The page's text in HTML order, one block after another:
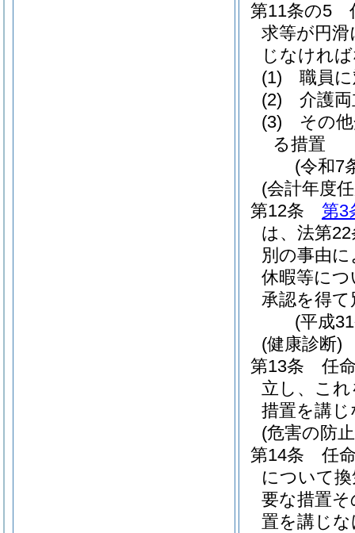
第11条の5
求等が円
じなけれ
(1)
職員
(2)
介護
(3)
その
る措置
(令和7
(会計年度
第12条
第3
は、法第
別の事由
休暇等に
承認を得
(平成
(健康診断)
第13条
任
立し、こ
措置を講
(危害の防
第14条
任
について
要な措置
置を講じ